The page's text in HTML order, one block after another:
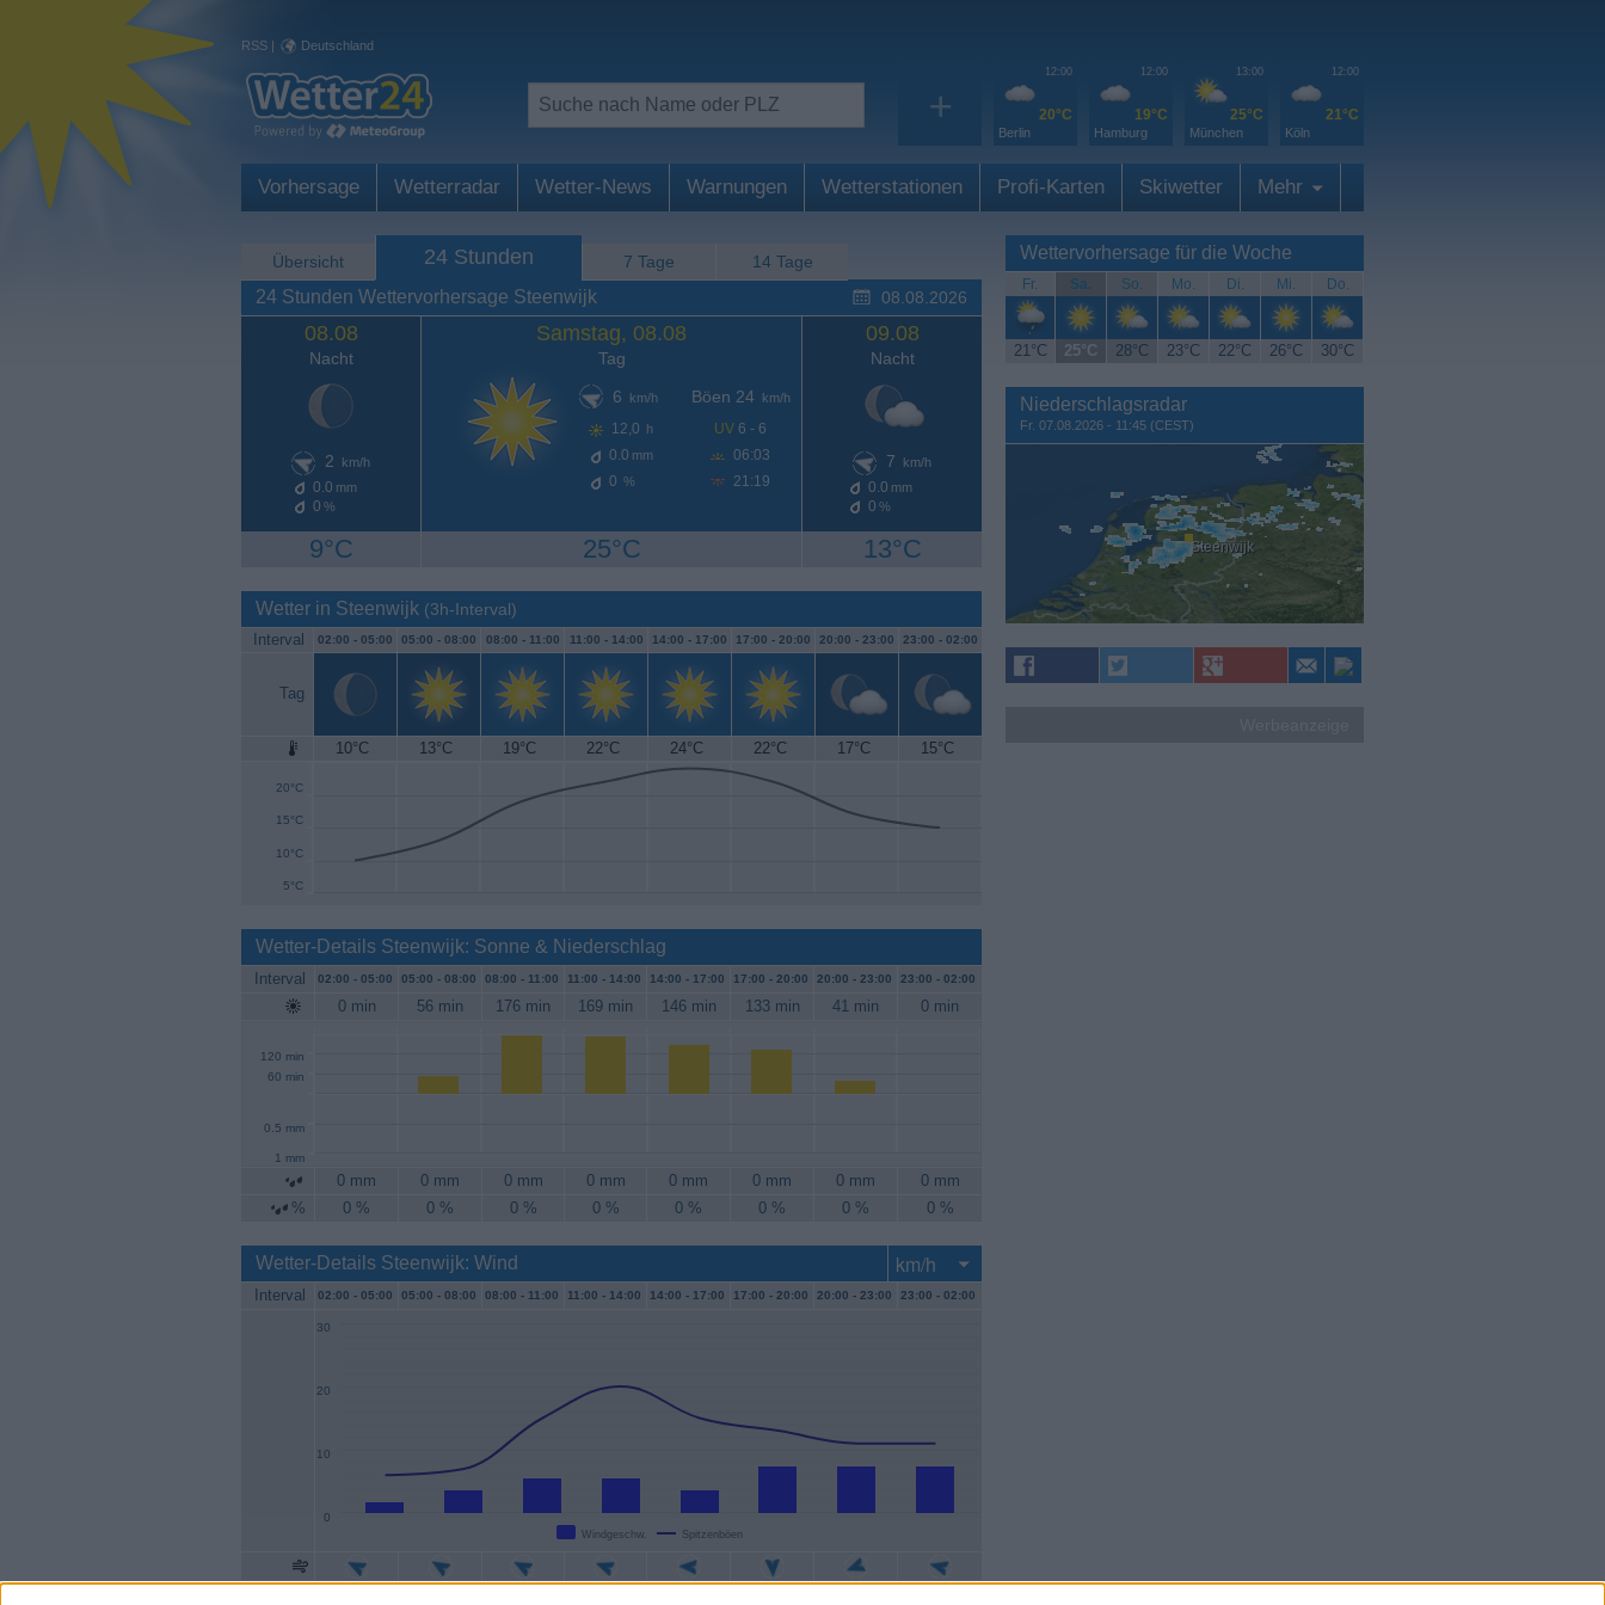
RSS | Deutschland
+
12:00
20°C
Berlin
12:00
19°C
Hamburg
13:00
25°C
München
12:00
21°C
Köln
Vorhersage Wetterradar Wetter-News Warnungen Wetterstationen Profi-Karten Skiwetter Mehr
Übersicht 24 Stunden 7 Tage 14 Tage
24 Stunden Wettervorhersage Steenwijk 08.08.2026
08.08
Nacht
2 km/h
0.0 mm
0 %
9°C
Samstag, 08.08
Tag
6
km/h
12,0 h
0.0 mm
0 %
Böen 24 km/h
UV 6 - 6
06:03
21:19
25°C
09.08
Nacht
7 km/h
0.0 mm
0 %
13°C
Wetter in Steenwijk (3h-Interval)
Interval 02:00 - 05:00 05:00 - 08:00 08:00 - 11:00 11:00 - 14:00 14:00 - 17:00 17:00 - 20:00 20:00 - 23:00 23:00 - 02:00
Tag
10°C 13°C 19°C 22°C 24°C 22°C 17°C 15°C
5°C
10°C
15°C
20°C
25°C
Wetter-Details Steenwijk: Sonne & Niederschlag
Interval 02:00 - 05:00 05:00 - 08:00 08:00 - 11:00 11:00 - 14:00 14:00 - 17:00 17:00 - 20:00 20:00 - 23:00 23:00 - 02:00
0 min 56 min 176 min 169 min 146 min 133 min 41 min 0 min
60 min
120 min
0.5 mm
1 mm
0 mm 0 mm 0 mm 0 mm 0 mm 0 mm 0 mm
0 mm
%
0 % 0 % 0 % 0 % 0 % 0 % 0 % 0 %
Wetter-Details Steenwijk: Wind
Interval 02:00 - 05:00 05:00 - 08:00 08:00 - 11:00 11:00 - 14:00 14:00 - 17:00 17:00 - 20:00 20:00 - 23:00 23:00 - 02:00
Windgeschw. Spitzenböen
0
10
20
30
Wettervorhersage für die Woche
Fr. Sa. So. Mo. Di. Mi. Do.
21°C 25°C 28°C 23°C 22°C 26°C 30°C
Niederschlagsradar
Fr. 07.08.2026 - 11:45 (CEST)
Steenwijk